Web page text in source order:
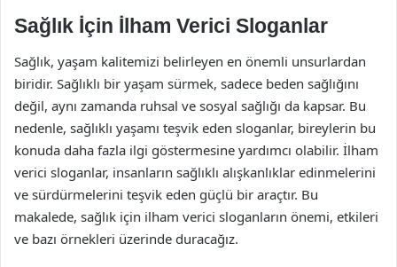
Sağlık İçin İlham Verici Sloganlar
Sağlık, yaşam kalitemizi belirleyen en önemli unsurlardan
biridir. Sağlıklı bir yaşam sürmek, sadece beden sağlığını
değil, aynı zamanda ruhsal ve sosyal sağlığı da kapsar. Bu
nedenle, sağlıklı yaşamı teşvik eden sloganlar, bireylerin bu
konuda daha fazla ilgi göstermesine yardımcı olabilir. İlham
verici sloganlar, insanların sağlıklı alışkanlıklar edinmelerini
ve sürdürmelerini teşvik eden güçlü bir araçtır. Bu
makalede, sağlık için ilham verici sloganların önemi, etkileri
ve bazı örnekleri üzerinde duracağız.